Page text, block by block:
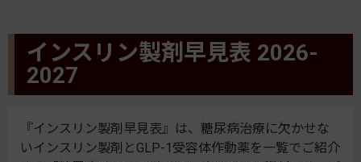
インスリン製剤 薬物療法 食事療法 運動療法
合併症 ガイドライン
インスリン製剤早見表 2026-
2027
『インスリン製剤早見表』は、糖尿病治療に欠かせな
いインスリン製剤とGLP-1受容体作動薬を一覧でご紹介